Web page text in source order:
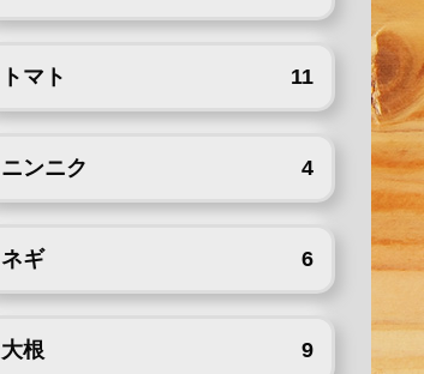
トマト 11
ニンニク 4
ネギ 6
大根 9